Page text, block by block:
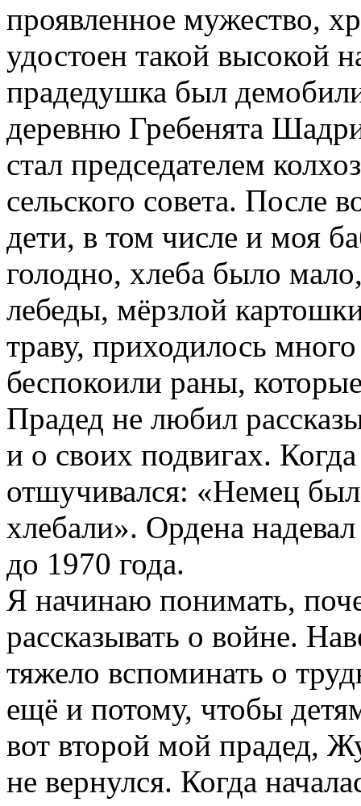
проявленное мужество,
удостоен такой высокой
прадедушка был
деревню Гребенята
стал председателем
сельского совета. После
дети, в том числе и моя
голодно, хлеба было
лебеды, мёрзлой
траву, приходилось
беспокоили раны,
Прадед не любил
и о своих подвигах.
отшучивался: «Немец
хлебали». Ордена
до 1970 года.
Я начинаю понимать,
рассказывать о войне.
тяжело вспоминать о
ещё и потому, чтобы
вот второй мой прадед,
не вернулся. Когда